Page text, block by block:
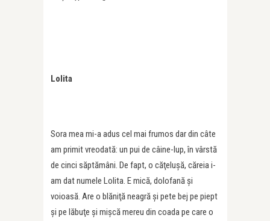
Lolita
Sora mea mi-a adus cel mai frumos dar din câte
am primit vreodată: un pui de câine-lup, în vârstă
de cinci săptămâni. De fapt, o căţeluşă, căreia i-
am dat numele Lolita. E mică, dolofană şi
voioasă. Are o blăniţă neagră şi pete bej pe piept
şi pe lăbuţe şi mişcă mereu din coada pe care o